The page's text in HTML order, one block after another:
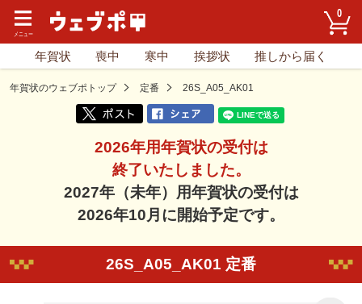
0
年賀状 喪中 寒中 挨拶状 推しから届く
年賀状のウェブポトップ 定番 26S_A05_AK01
2026年用年賀状の受付は
終了いたしました。
2027年（未年）用年賀状の受付は
2026年10月に開始予定です。
26S_A05_AK01 定番